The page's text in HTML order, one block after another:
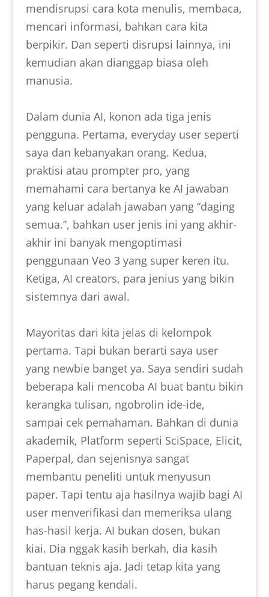
mendisrupsi cara kota menulis, membaca,
mencari informasi, bahkan cara kita
berpikir. Dan seperti disrupsi lainnya, ini
kemudian akan dianggap biasa oleh
manusia.
Dalam dunia AI, konon ada tiga jenis
pengguna. Pertama, everyday user seperti
saya dan kebanyakan orang. Kedua,
praktisi atau prompter pro, yang
memahami cara bertanya ke AI jawaban
yang keluar adalah jawaban yang “daging
semua.”, bahkan user jenis ini yang akhir-
akhir ini banyak mengoptimasi
penggunaan Veo 3 yang super keren itu.
Ketiga, AI creators, para jenius yang bikin
sistemnya dari awal.
Mayoritas dari kita jelas di kelompok
pertama. Tapi bukan berarti saya user
yang newbie banget ya. Saya sendiri sudah
beberapa kali mencoba AI buat bantu bikin
kerangka tulisan, ngobrolin ide-ide,
sampai cek pemahaman. Bahkan di dunia
akademik, Platform seperti SciSpace, Elicit,
Paperpal, dan sejenisnya sangat
membantu peneliti untuk menyusun
paper. Tapi tentu aja hasilnya wajib bagi AI
user menverifikasi dan memeriksa ulang
has-hasil kerja. AI bukan dosen, bukan
kiai. Dia nggak kasih berkah, dia kasih
bantuan teknis aja. Jadi tetap kita yang
harus pegang kendali.